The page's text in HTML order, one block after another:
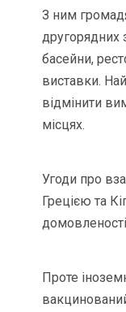
З ним
другорядних
басейни,
виставки.
відмінити
місцях.
Угоди про
Грецією та
Проте